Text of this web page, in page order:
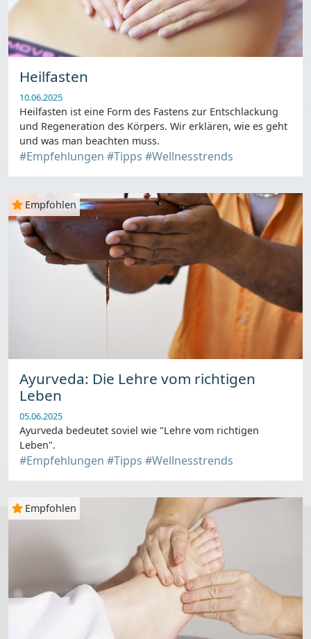
Heilfasten
10.06.2025
Heilfasten ist eine Form des Fastens zur Entschlackung
und Regeneration des Körpers. Wir erklären, wie es geht
und was man beachten muss.
#Empfehlungen #Tipps #Wellnesstrends
Empfohlen
Ayurveda: Die Lehre vom richtigen
Leben
05.06.2025
Ayurveda bedeutet soviel wie "Lehre vom richtigen
Leben".
#Empfehlungen #Tipps #Wellnesstrends
Empfohlen